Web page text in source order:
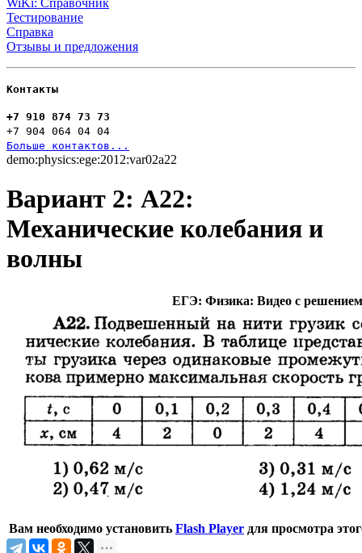
Тестирование
Справка
Отзывы и предложения
Контакты
+7 910 874 73 73
+7 904 064 04 04
Больше контактов...
demo:physics:ege:2012:var02a22
Вариант 2: А22:
Механические колебания и
волны
ЕГЭ: Физика: Видео с решением
Вам необходимо установить Flash Player для просмотра